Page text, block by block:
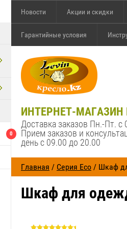
0
Новости Акции и скидки
Гарантийные условия
ИНТЕРНЕТ-МАГАЗИН
Доставка заказов Пн.-Пт. с
Прием заказов и
день с 09.00 до 20.00
Главная / Серия Eco / Шкаф
Шкаф для